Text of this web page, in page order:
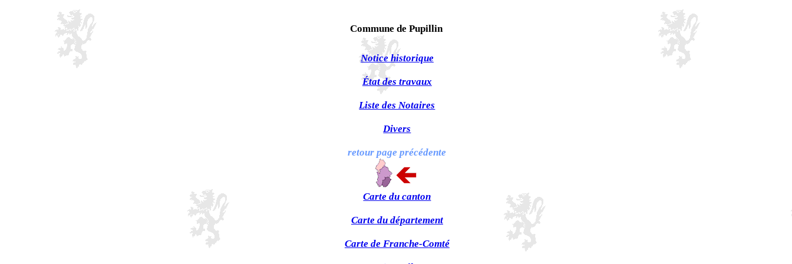
Commune de Pupillin
Notice historique
État des travaux
Liste des Notaires
Divers
retour page précédente
Carte du canton
Carte du département
Carte de Franche-Comté